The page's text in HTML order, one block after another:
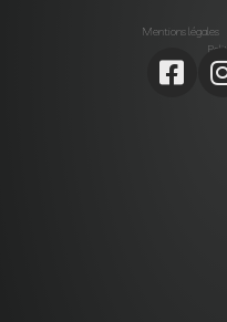
Mentions légales